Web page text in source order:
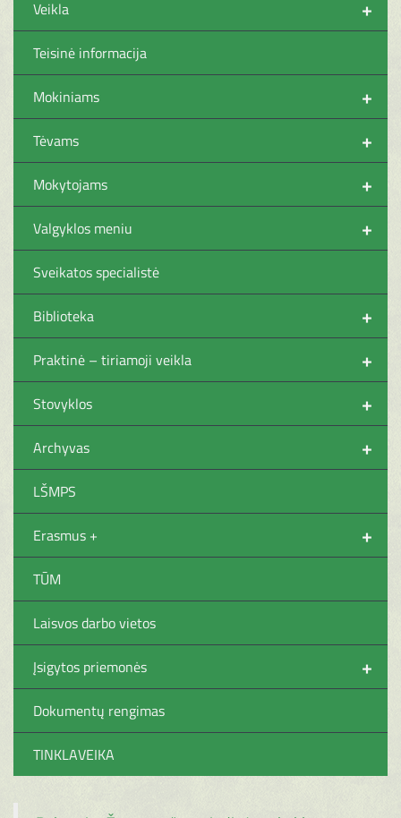
+
Veikla
Teisinė informacija
+
Mokiniams
+
Tėvams
+
Mokytojams
+
Valgyklos meniu
Sveikatos specialistė
+
Biblioteka
+
Praktinė – tiriamoji veikla
+
Stovyklos
+
Archyvas
LŠMPS
+
Erasmus +
TŪM
Laisvos darbo vietos
+
Įsigytos priemonės
Dokumentų rengimas
TINKLAVEIKA